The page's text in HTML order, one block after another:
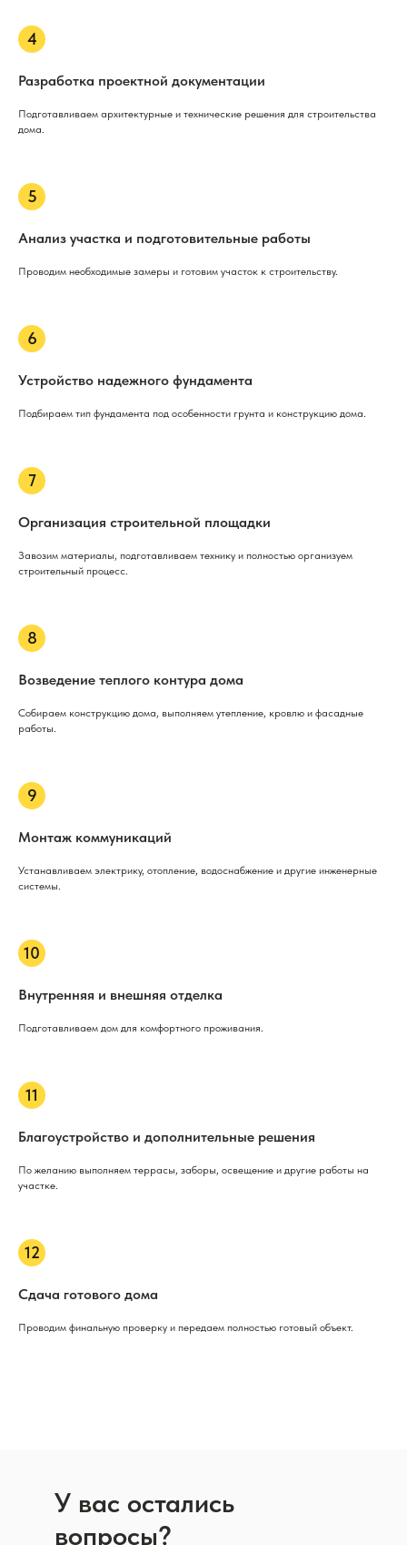
Разработка проектной документации
Подготавливаем архитектурные и технические решения для строительства
дома.
Анализ участка и подготовительные работы
Проводим необходимые замеры и готовим участок к строительству.
Устройство надежного фундамента
Подбираем тип фундамента под особенности грунта и конструкцию дома.
Организация строительной площадки
Завозим материалы, подготавливаем технику и полностью организуем
строительный процесс.
Возведение теплого контура дома
Собираем конструкцию дома, выполняем утепление, кровлю и фасадные
работы.
Монтаж коммуникаций
Устанавливаем электрику, отопление, водоснабжение и другие инженерные
системы.
Внутренняя и внешняя отделка
Подготавливаем дом для комфортного проживания.
Благоустройство и дополнительные решения
По желанию выполняем террасы, заборы, освещение и другие работы на
участке.
Сдача готового дома
Проводим финальную проверку и передаем полностью готовый объект.
У вас остались
вопросы?